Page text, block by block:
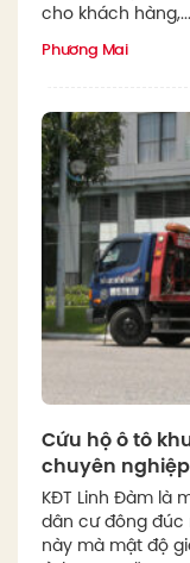
cho khách hàng,...
Phương Mai
Cứu hộ ô tô
chuyên nghiệp |
KĐT Linh Đàm là
dân cư đông đúc
này mà mật độ